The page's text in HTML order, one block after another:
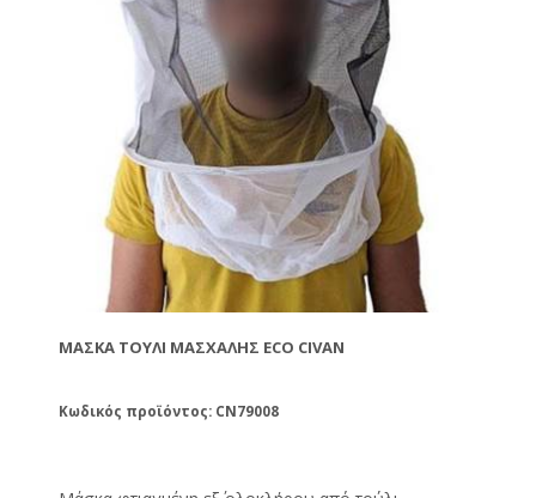
ΜΆΣΚΑ ΤΟΎΛΙ ΜΑΣΧΆΛΗΣ ECO CIVAN
Κωδικός προϊόντος: CN79008